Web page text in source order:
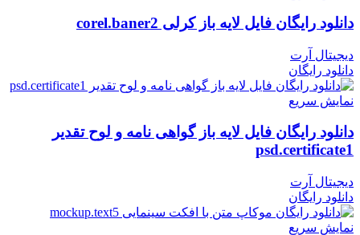
دانلود رایگان فایل لایه باز کرلی corel.baner2
دیجیتال آرت
دانلود رایگان
نمایش سریع
دانلود رایگان فایل لایه باز گواهی نامه و لوح تقدیر
psd.certificate1
دیجیتال آرت
دانلود رایگان
نمایش سریع